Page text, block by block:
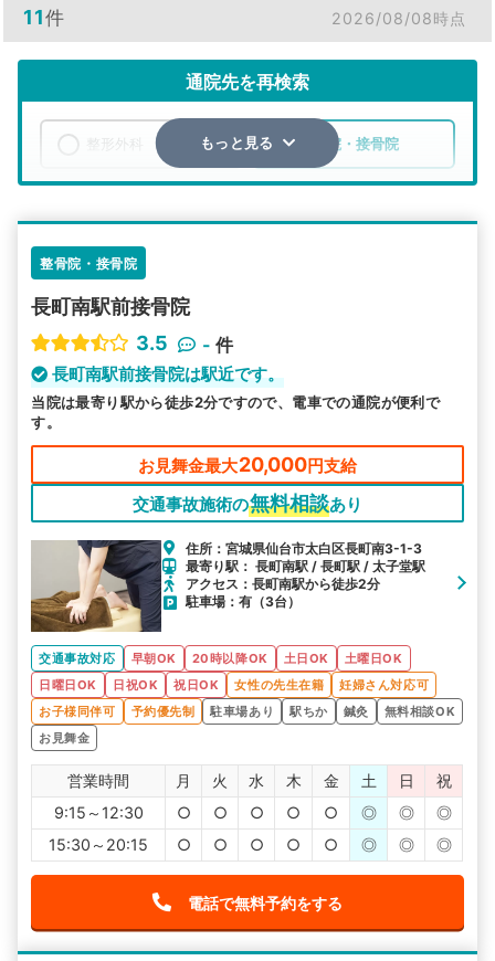
11件 2026/08/08時点
通院先を再検索
整骨院・接骨院
詳細条件で絞り込む
その他の検索方法
駅から探す 院名から探す
もっと見る
整骨院・接骨院
長町南駅前接骨院
3.5
- 件
長町南駅前接骨院は駅近です。
当院は最寄り駅から徒歩2分ですので、電車での通院が便利で
す。
お見舞金最大20,000円支給
交通事故施術の無料相談あり
住所：宮城県仙台市太白区長町南3-1-3
最寄り駅： 長町南駅 / 長町駅 / 太子堂駅
アクセス：長町南駅から徒歩2分
駐車場：有（3台）
交通事故対応 早朝OK 20時以降OK 土日OK
土曜日OK
日曜日OK
日祝OK 祝日OK 女性の先生在籍
妊婦さん対応可
お子様同伴可
予約優先制 駐車場あり 駅ちか 鍼灸
無料相談OK
お見舞金
営業時間 月 火 水 木 金 土 日
祝
9:15～12:30
○ ○ ○ ○ ○ ◎ ◎
◎
15:30～20:15
○ ○ ○ ○ ○ ◎ ◎ ◎
電話で無料予約をする